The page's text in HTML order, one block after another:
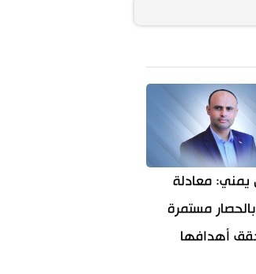
معادلة
مستمرة
أهدافها